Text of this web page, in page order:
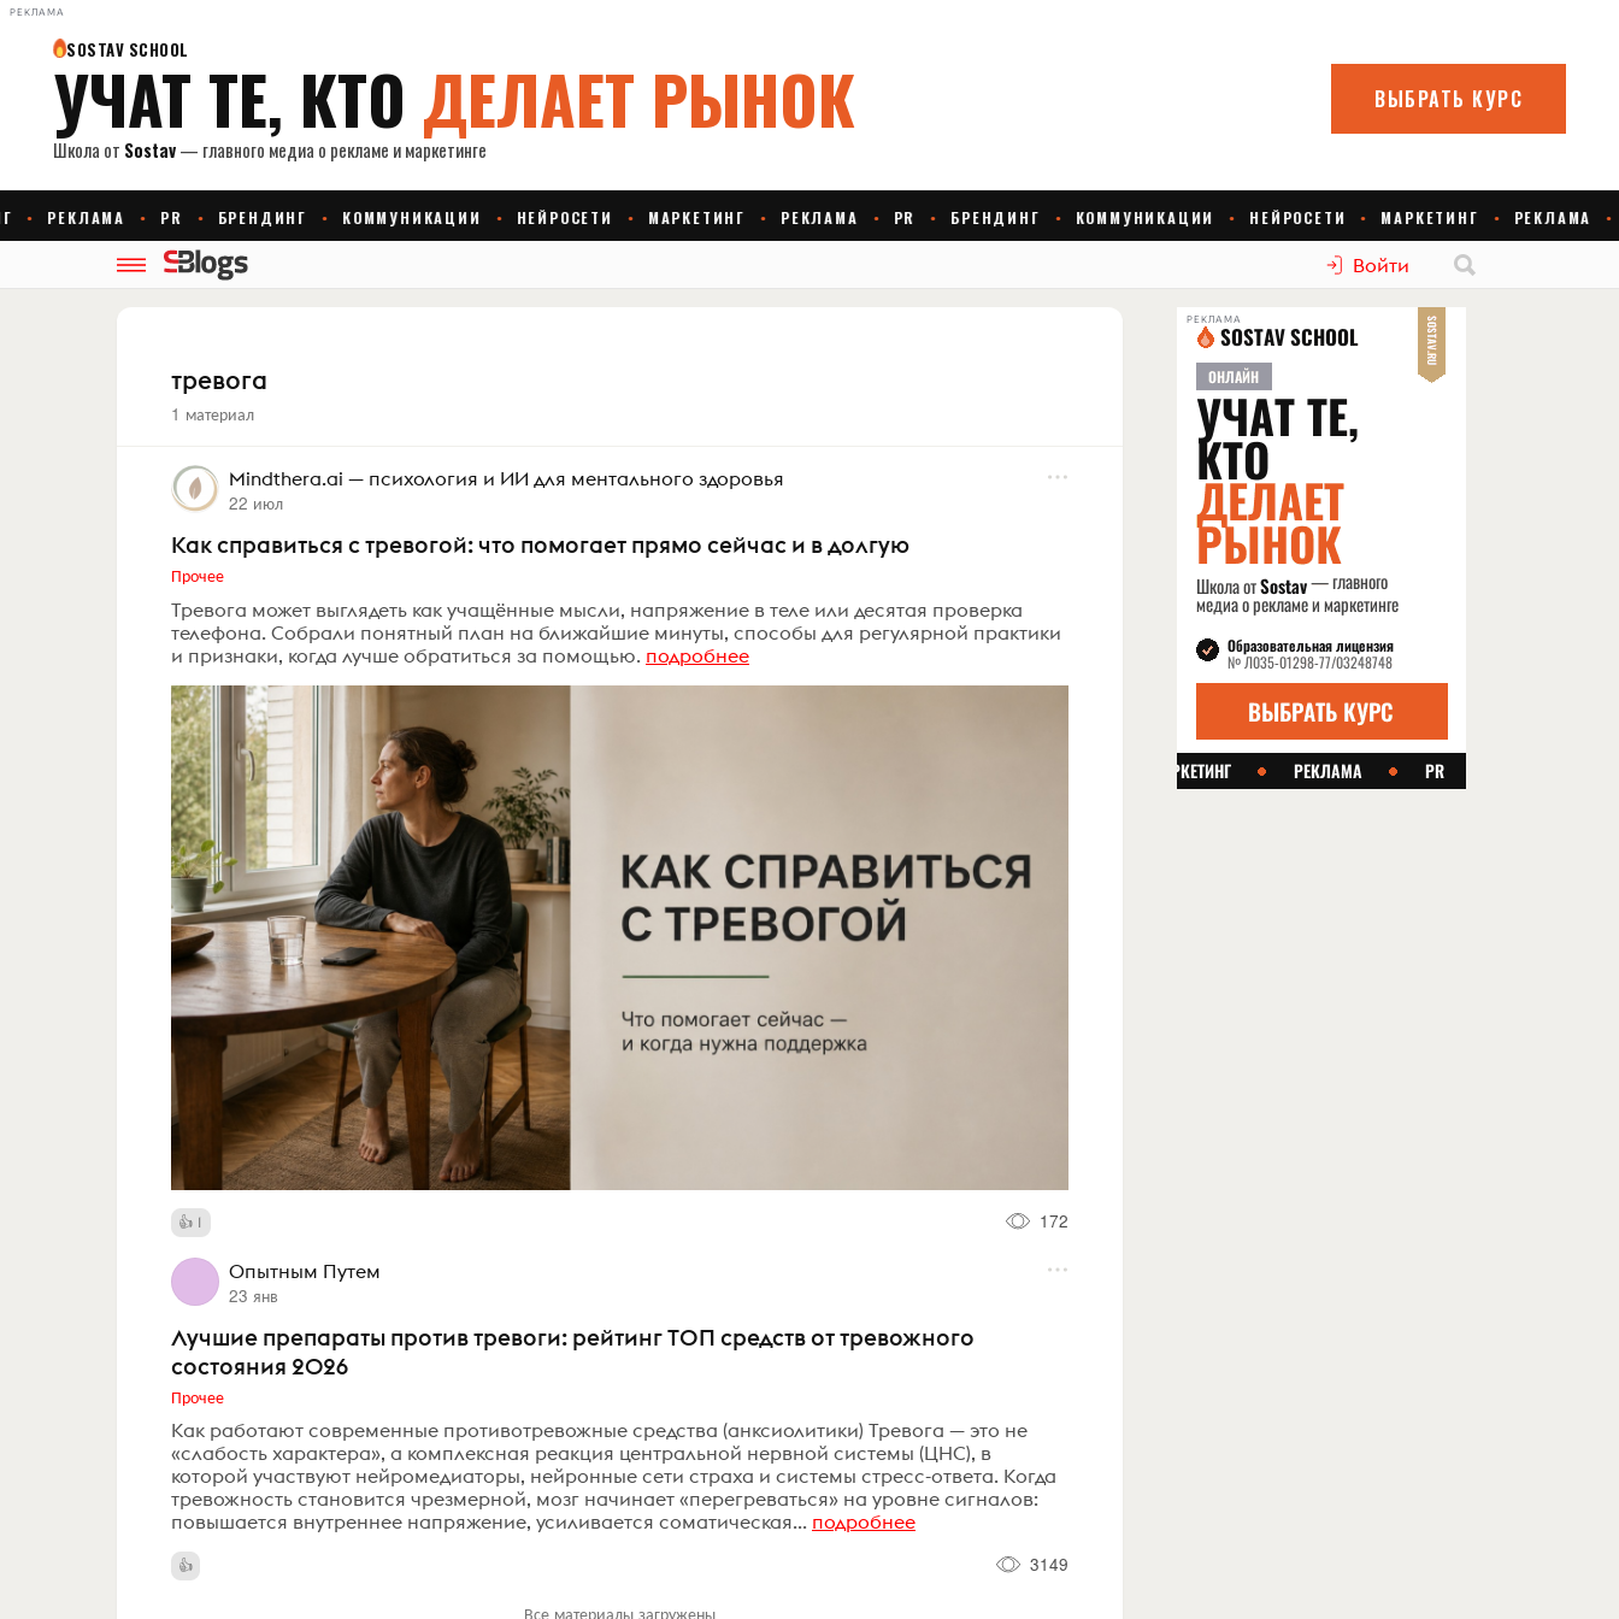
РЕКЛАМА
Войти
тревога
1 материал
Mindthera.ai — психология и ИИ для ментального здоровья
22 июл
Как справиться с тревогой: что помогает прямо сейчас и в долгую
Прочее
Тревога может выглядеть как учащённые мысли, напряжение в теле или десятая проверка
телефона. Собрали понятный план на ближайшие минуты, способы для регулярной практики
и признаки, когда лучше обратиться за помощью. подробнее
1 172
Опытным Путем
23 янв
Лучшие препараты против тревоги: рейтинг ТОП средств от тревожного
состояния 2026
Прочее
Как работают современные противотревожные средства (анксиолитики) Тревога — это не
«слабость характера», а комплексная реакция центральной нервной системы (ЦНС), в
которой участвуют нейромедиаторы, нейронные сети страха и системы стресс-ответа. Когда
тревожность становится чрезмерной, мозг начинает «перегреваться» на уровне сигналов:
повышается внутреннее напряжение, усиливается соматическая... подробнее
3149
Все материалы загружены
РЕКЛАМА